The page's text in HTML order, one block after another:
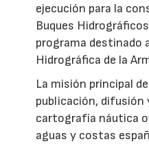
ejecución para la
Buques
programa destinado
Hidrográfica de la
La misión principal
publicación,
cartografía náutica
aguas y costas